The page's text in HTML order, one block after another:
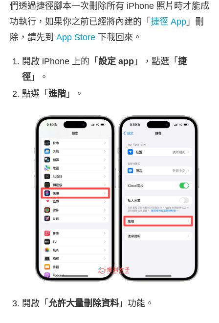
們透過捷徑腳本一次刪除所有 iPhone 照片時才能成
功執行，如果你之前已經將內建的「 捷徑 App 」刪
除，請先到 App Store 下載回來。
開啟 iPhone 上的「 設定 app 」，點選「 捷
徑 」。
點選「 進階 」。
開啟「 允許大量刪除資料」功能。